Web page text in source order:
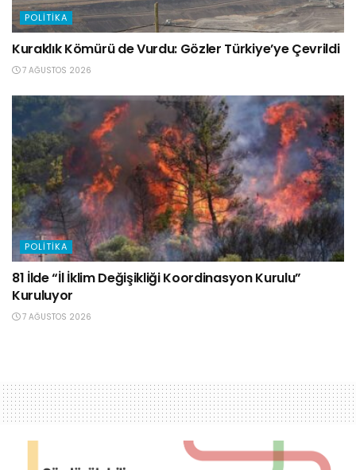
POLITIKA
Kuraklık Kömürü de Vurdu: Gözler Türkiye’ye Çevrildi
7 AĞUSTOS 2026
POLITIKA
81 İlde “İl İklim Değişikliği Koordinasyon Kurulu”
Kuruluyor
7 AĞUSTOS 2026